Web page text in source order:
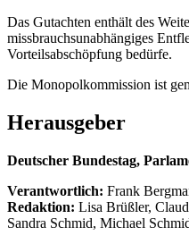
Das Gutachten enthält des
missbrauchsunabhängiges
Vorteilsabschöpfung bedürfe.
Die Monopolkommission ist
Herausgeber
Deutscher Bundestag,
Verantwortlich: Frank
Redaktion: Lisa Brüßler,
Sandra Schmid, Michael